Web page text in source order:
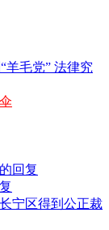
羊毛党” 法律究
回复
宁区得到公正裁